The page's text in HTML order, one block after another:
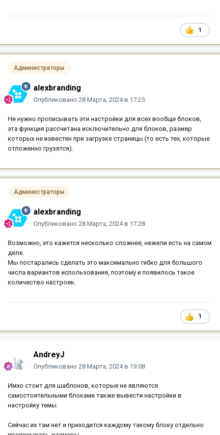
1
Администраторы
alexbranding
Опубликовано 28 Марта, 2024 в 17:25
Не нужно прописывать эти настройки для всех вообще блоков,
эта функция рассчитана исключительно для блоков, размер
которых не известен при загрузке страницы (то есть тех, которые
отложенно грузятся).
Администраторы
alexbranding
Опубликовано 28 Марта, 2024 в 17:28
Возможно, это кажется несколько сложнее, нежели есть на самом
деле.
Мы постарались сделать это максимально гибко для большого
числа вариантов использования, поэтому и появилось такое
количество настроек.
1
AndreyJ
Опубликовано 28 Марта, 2024 в 19:08
Имхо стоит для шаблонов, которые не являются
самостоятельными блоками также вывести настройки в
настройку темы.
Сейчас их там нет и приходится каждому такому блоку отдельно